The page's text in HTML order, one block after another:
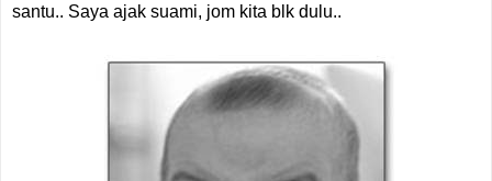
santu.. Saya ajak suami, jom kita blk dulu..